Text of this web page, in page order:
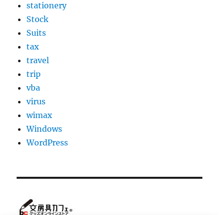
stationery
Stock
Suits
tax
travel
trip
vba
virus
wimax
Windows
WordPress